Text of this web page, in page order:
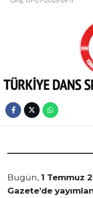
Bugün, 1 Temmuz
Gazete’de